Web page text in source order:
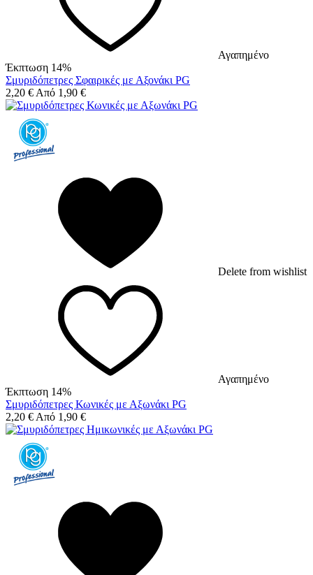
Αγαπημένο
Έκπτωση 14%
Σμυριδόπετρες Σφαιρικές με Αξονάκι PG
2,20 € Από 1,90 €
Delete from wishlist
Αγαπημένο
Έκπτωση 14%
Σμυριδόπετρες Κωνικές με Αξωνάκι PG
2,20 € Από 1,90 €